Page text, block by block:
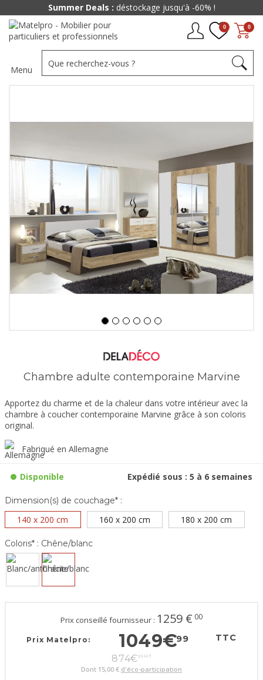
0
0
Menu
Chambre adulte contemporaine Marvine
Apportez du charme et de la chaleur dans votre intérieur avec la
chambre à coucher contemporaine Marvine grâce à son coloris
original.
Fabriqué en Allemagne
Disponible Expédié sous : 5 à 6 semaines
Dimension(s) de couchage* :
140 x 200 cm 160 x 200 cm 180 x 200 cm
Coloris* : Chêne/blanc
Prix conseillé fournisseur : 1259 € 00
Prix Matelpro: 1049€99 TTC
874€99 HT
Dont 15,00 € d'éco-participation
Paiement jusqu'à48x